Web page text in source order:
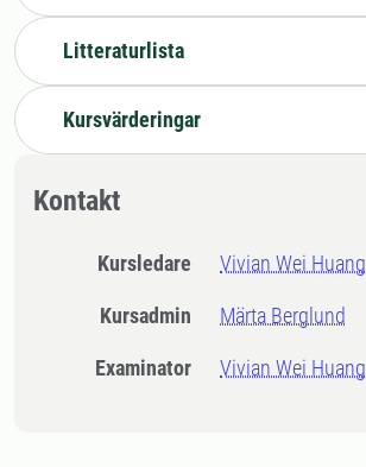
Litteraturlista
Kursvärderingar
Kontakt
Kursledare Vivian Wei Huang
Kursadmin Märta Berglund
Examinator Vivian Wei Huang